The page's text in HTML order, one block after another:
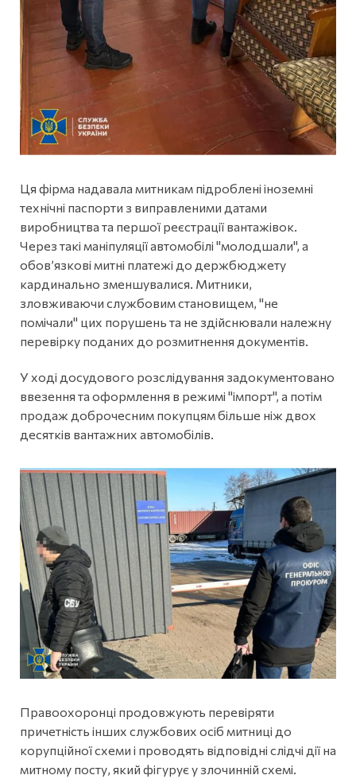
Ця фірма надавала митникам підроблені іноземні
технічні паспорти з виправленими датами
виробництва та першої реєстрації вантажівок.
Через такі маніпуляції автомобілі "молодшали", а
обов’язкові митні платежі до держбюджету
кардинально зменшувалися. Митники,
зловживаючи службовим становищем, "не
помічали" цих порушень та не здійснювали належну
перевірку поданих до розмитнення документів.
У ході досудового розслідування задокументовано
ввезення та оформлення в режимі "імпорт", а потім
продаж доброчесним покупцям більше ніж двох
десятків вантажних автомобілів.
Правоохоронці продовжують перевіряти
причетність інших службових осіб митниці до
корупційної схеми і проводять відповідні слідчі дії на
митному посту, який фігурує у злочинній схемі.